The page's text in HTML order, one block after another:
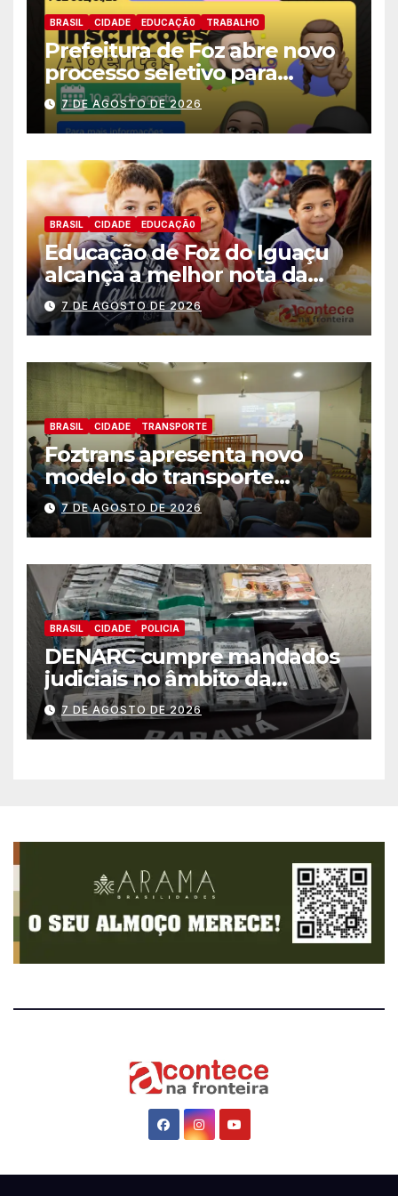
BRASIL CIDADE EDUCAÇÃ0 TRABALHO
Prefeitura de Foz abre novo
processo seletivo para
estagiários
7 DE AGOSTO DE 2026
BRASIL CIDADE EDUCAÇÃ0
Educação de Foz do Iguaçu
alcança a melhor nota da
história no IDEB
7 DE AGOSTO DE 2026
BRASIL CIDADE TRANSPORTE
Foztrans apresenta novo
modelo do transporte
coletivo em audiência
pública e avança para um
sistema mais moderno e
eficiente
7 DE AGOSTO DE 2026
BRASIL CIDADE POLICIA
DENARC cumpre mandados
judiciais no âmbito da
“Operação Quadrante do Pó”
em Foz do Iguaçu
7 DE AGOSTO DE 2026